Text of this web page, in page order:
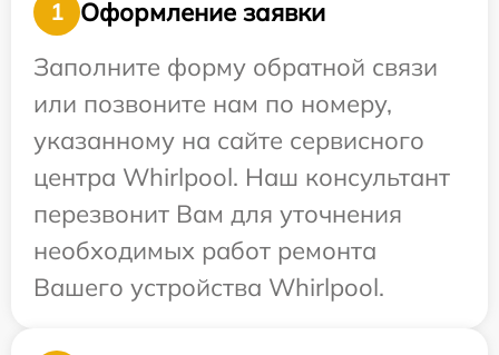
1
Оформление заявки
Заполните форму обратной связи
или позвоните нам по номеру,
указанному на сайте сервисного
центра Whirlpool. Наш консультант
перезвонит Вам для уточнения
необходимых работ ремонта
Вашего устройства Whirlpool.